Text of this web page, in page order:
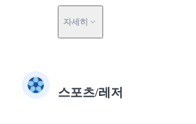
자세히
스포츠/레저